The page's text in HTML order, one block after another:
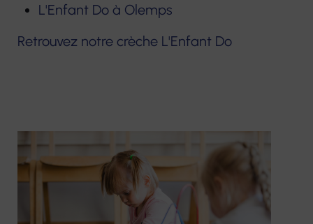
L'Enfant Do à Olemps
Retrouvez notre crèche L'Enfant Do